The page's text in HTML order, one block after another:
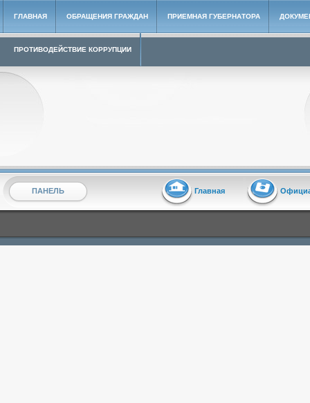
ГЛАВНАЯ ОБРАЩЕНИЯ ГРАЖДАН ПРИЕМНАЯ ГУБЕРНАТОРА
ПРОТИВОДЕЙСТВИЕ КОРРУПЦИИ
Архивный сайт администрации МО "Карсунский район"
ПАНЕЛЬ Главная